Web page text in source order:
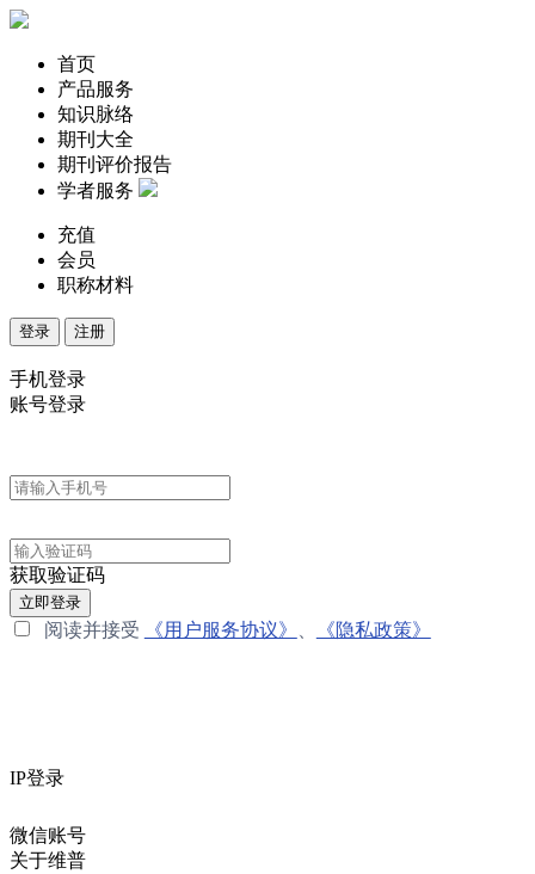
首页
产品服务
知识脉络
期刊大全
期刊评价报告
学者服务
充值
会员
职称材料
登录 注册
手机登录
账号登录
获取验证码
立即登录
阅读并接受 《用户服务协议》 《隐私政策》
IP登录
微信账号
关于维普